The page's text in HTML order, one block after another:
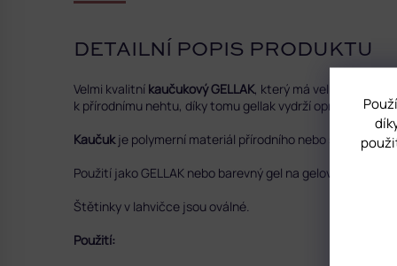
DETAILNÍ POPIS PRODUKTU
Velmi kvalitní kaučukový GELLAK, který má velmi dobrou
k přírodnímu nehtu, díky tomu gellak vydrží opravdu
Kaučukje polymerní materiál přírodního nebo
Použití jako GELLAK nebo barevný gel na gelové nehty.
Štětinky v lahvičce jsou oválné.
Použití: